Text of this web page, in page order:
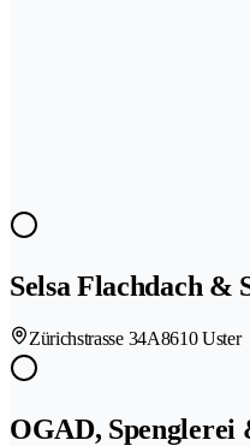
Selsa Flachdach &
Zürichstrasse 34A8610 Uster
OGAD, Spenglerei